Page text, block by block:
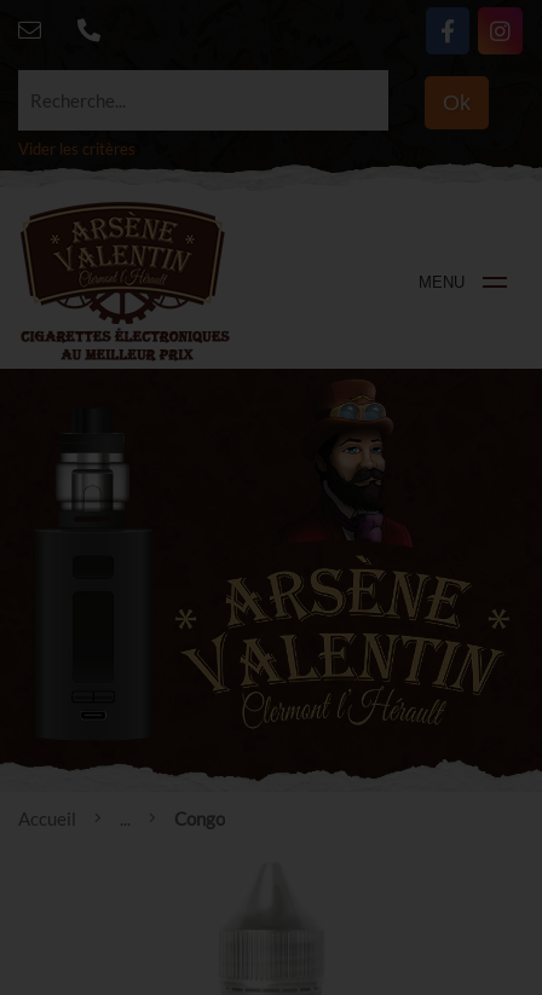
Recherche... Ok
Vider les critères
MENU
Accueil ... Congo